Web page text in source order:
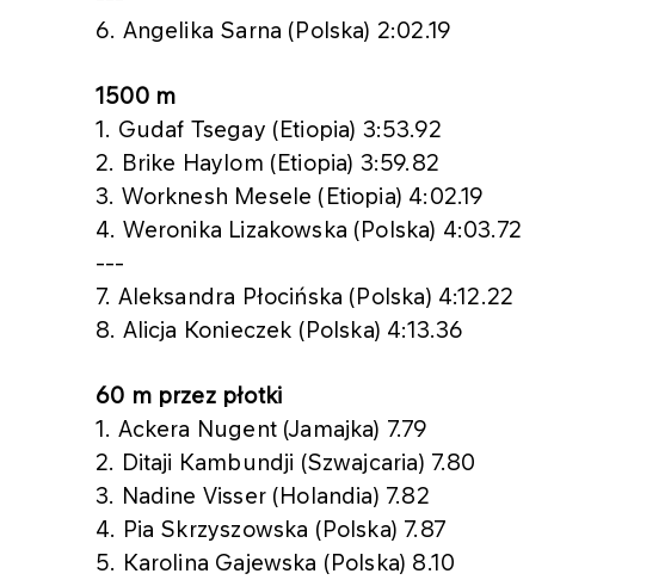
6. Angelika Sarna (Polska) 2:02.19
1500 m
1. Gudaf Tsegay (Etiopia) 3:53.92
2. Brike Haylom (Etiopia) 3:59.82
3. Worknesh Mesele (Etiopia) 4:02.19
4. Weronika Lizakowska (Polska) 4:03.72
---
7. Aleksandra Płocińska (Polska) 4:12.22
8. Alicja Konieczek (Polska) 4:13.36
60 m przez płotki
1. Ackera Nugent (Jamajka) 7.79
2. Ditaji Kambundji (Szwajcaria) 7.80
3. Nadine Visser (Holandia) 7.82
4. Pia Skrzyszowska (Polska) 7.87
5. Karolina Gajewska (Polska) 8.10